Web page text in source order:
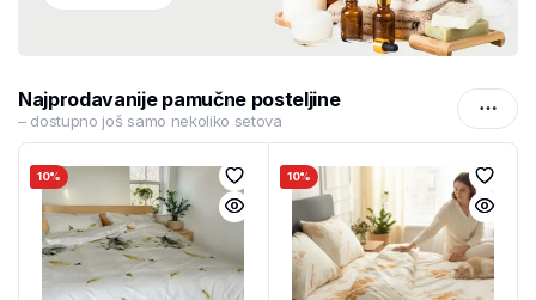
Najprodavanije pamučne posteljine
– dostupno još samo nekoliko setova
10% 10%